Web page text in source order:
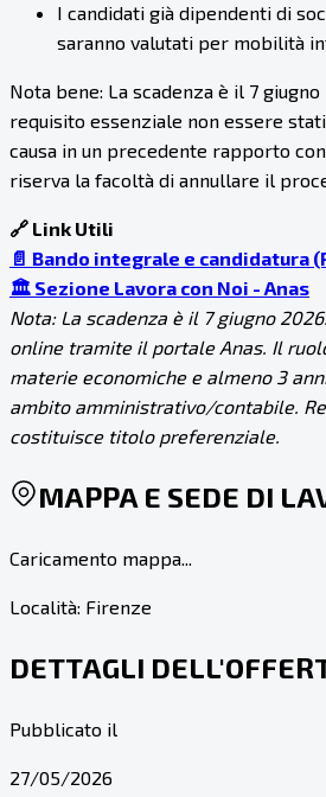
I candidati già dipendenti di
saranno valutati per mobilità
Nota bene: La scadenza è il 7
requisito essenziale non essere
causa in un precedente rapporto
riserva la facoltà di annullare il
🔗 Link Utili
📄 Bando integrale e candidatura
🏛️ Sezione Lavora con Noi - Anas
Nota: La scadenza è il 7 giugno
online tramite il portale Anas. Il
materie economiche e almeno 3
ambito amministrativo/contabile.
costituisce titolo preferenziale.
MAPPA E SEDE DI
Caricamento mappa...
Località: Firenze
DETTAGLI
Pubblicato il
27/05/2026